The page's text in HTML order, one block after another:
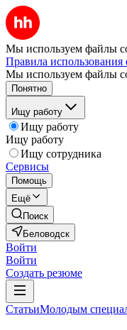
Мы используем файлы
Правила
Мы используем файлы
Понятно
Ищу работу
Ищу работу
Ищу работу
Ищу сотрудника
Сервисы
Помощь
Ещё
Поиск
Беловодск
Войти
Войти
Создать резюме
СтатьиМолодым